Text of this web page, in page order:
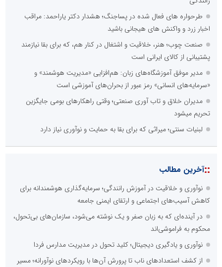
طرحواره های فعال شده در پساجنگ؛ هشدار دکتر یاراحمد: مراقب
اخبار زرد و واکنش های هیجانی باشید
صنعت چوب؛ هنر، خلاقیت و اشتغال در کنار هم، که برای بقا نیازمند
پشتیبانی از کالای ایرانی است
مدیر موفق آموزشگاه‌های زبان: هم‌افزایی «مدیریت هوشمند» و
«سرمایه‌های انسانی» رمز عبور از بحران‌های آموزشی است
مدیران خلاق و تاب آوری صنعتی؛ وقتی راهکارهای بومی جایگزین
تحریم میشود
لبنیات سنتی؛ میراثی که برای بقا به حمایت و نوآوری نیاز دارد
::آخرین مطالب
نوآوری و خلاقیت در آموزش رانندگی؛ سرمایه‌گذاری هوشمندانه برای
کاهش آسیب‌های اجتماعی و ارتقای ایمنی جامعه
در آینده‌ای که به زبان صفر و یک نوشته می‌شود، سازمان‌های بی‌تحول،
محکوم به فراموشی‌اند
نوآوری و یادگیری دیجیتال؛ کلید تحول در مدیریت مدارس فردا
از کشف استعدادهای ناب تا پرورش آن‌ها با رویکردهای نوآورانه؛ مسیر